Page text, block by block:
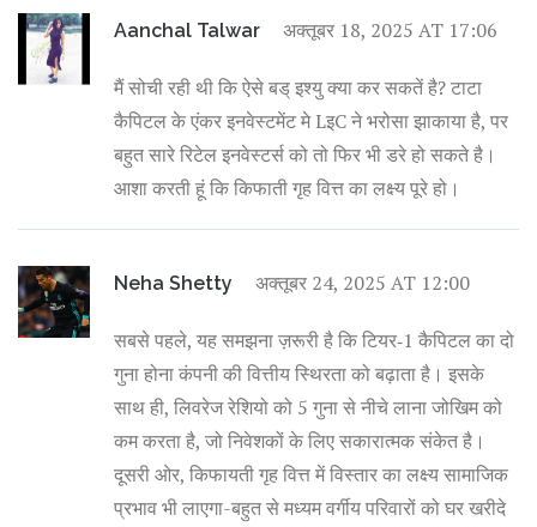
Aanchal Talwar अक्तूबर 18, 2025 AT 17:06
मैं सोची रही थी कि ऐसे बड् इश्‍यु क्‍या कर सकतें है? टाटा
कैपिटल के एंकर इनवेस्टमेंट मे LइC ने भरोसा झाकाया है, पर
बहुत सारे रिटेल इनवेस्टर्स को तो फिर भी डरे हो सकते है।
आशा करती हूं कि किफा‍ती गृह वित्त का लक्ष्य पूरे हो।
Neha Shetty अक्तूबर 24, 2025 AT 12:00
सबसे पहले, यह समझना ज़रूरी है कि टियर‑1 कैपिटल का दो
गुना होना कंपनी की वित्तीय स्थिरता को बढ़ाता है। इसके
साथ ही, लिवरेज रेशियो को 5 गुना से नीचे लाना जोखिम को
कम करता है, जो निवेशकों के लिए सकारात्मक संकेत है।
दूसरी ओर, किफायती गृह वित्त में विस्तार का लक्ष्य सामाजिक
प्रभाव भी लाएगा-बहुत से मध्यम वर्गीय परिवारों को घर खरीदे